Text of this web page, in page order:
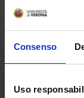
Consenso
Uso
Sezione
Competenza
Il Consiglio della
concernenti